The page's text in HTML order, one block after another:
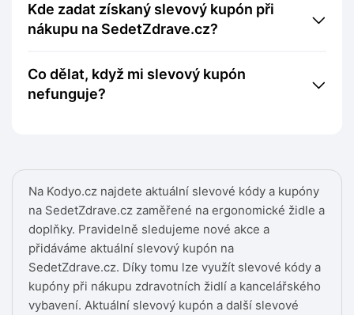
Na Kodyo.cz najdete aktuální slevové kódy a kupóny
na SedetZdrave.cz zaměřené na ergonomické židle a
doplňky. Pravidelně sledujeme nové akce a
přidáváme aktuální slevový kupón na
SedetZdrave.cz. Díky tomu lze využít slevové kódy a
kupóny při nákupu zdravotních židlí a kancelářského
vybavení. Aktuální slevový kupón a další slevové
Kde zadat získaný slevový kupón při
nákupu na SedetZdrave.cz?
Co dělat, když mi slevový kupón
nefunguje?